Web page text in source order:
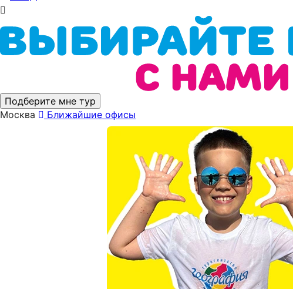
Подберите мне тур
Москва
Ближайшие офисы